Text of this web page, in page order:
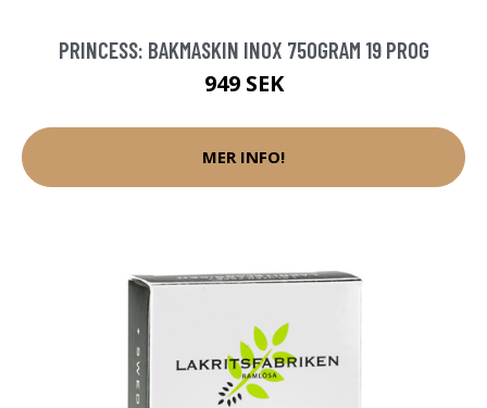
PRINCESS: BAKMASKIN INOX 750GRAM 19 PROG
949 SEK
MER INFO!